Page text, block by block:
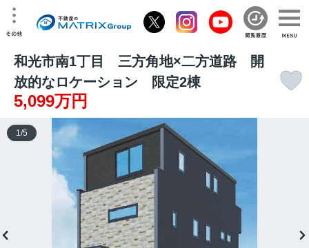
和光市南1丁目 三方角地×二方道路 開
放的なロケーション 限定2棟
5,099万円
1/5